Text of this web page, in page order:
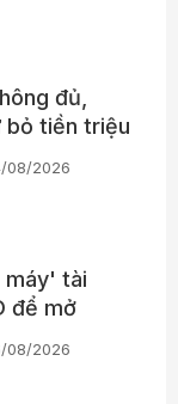
đủ,
bỏ tiền triệu
08/2026
máy' tài
để mở
thách
08/2026